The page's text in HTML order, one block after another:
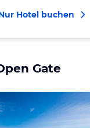
Hotel buchen
Gate